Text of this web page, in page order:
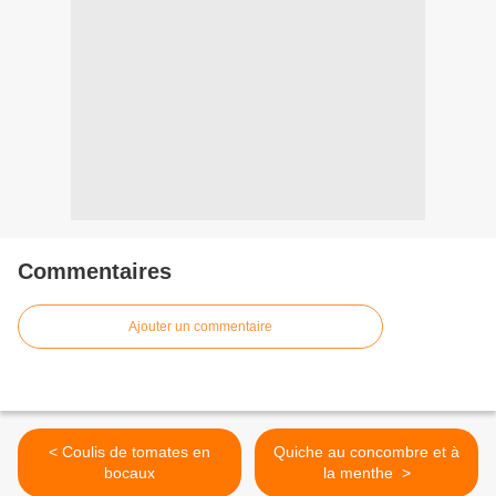
Commentaires
Ajouter un commentaire
< Coulis de tomates en
bocaux
Quiche au concombre et à
la menthe >